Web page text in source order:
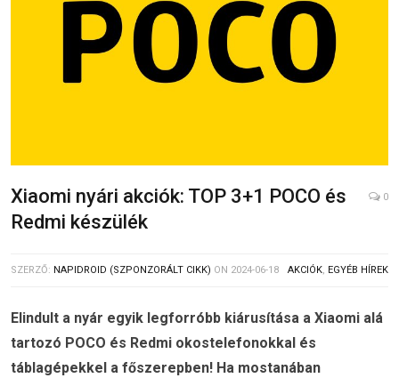
Xiaomi nyári akciók: TOP 3+1 POCO és
Redmi készülék
0
SZERZŐ: NAPIDROID (SZPONZORÁLT CIKK) ON 2024-06-18 AKCIÓK, EGYÉB HÍREK
Elindult a nyár egyik legforróbb kiárusítása a Xiaomi alá
tartozó POCO és Redmi okostelefonokkal és
táblagépekkel a főszerepben! Ha mostanában